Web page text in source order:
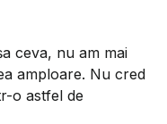
ceva, nu am mai
amploare. Nu cred
o astfel de